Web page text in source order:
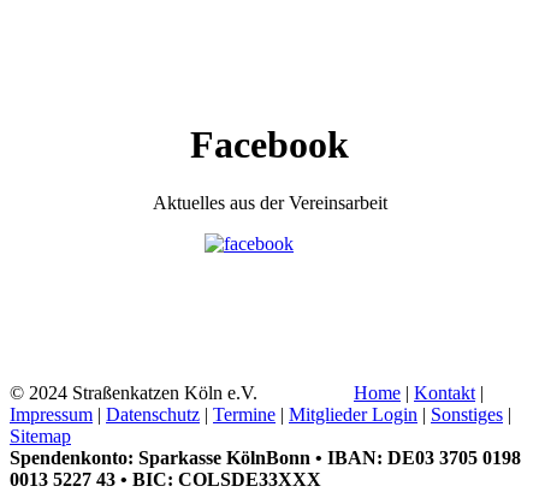
Facebook
Aktuelles aus der Vereinsarbeit
© 2024 Straßenkatzen Köln e.V. Home | Kontakt |
Impressum | Datenschutz | Termine | Mitglieder Login | Sonstiges |
Sitemap
Spendenkonto: Sparkasse KölnBonn • IBAN: DE03 3705 0198
0013 5227 43 • BIC: COLSDE33XXX